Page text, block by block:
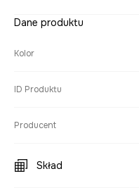
Dane produktu
Kolor
ID Produktu
Producent
Skład